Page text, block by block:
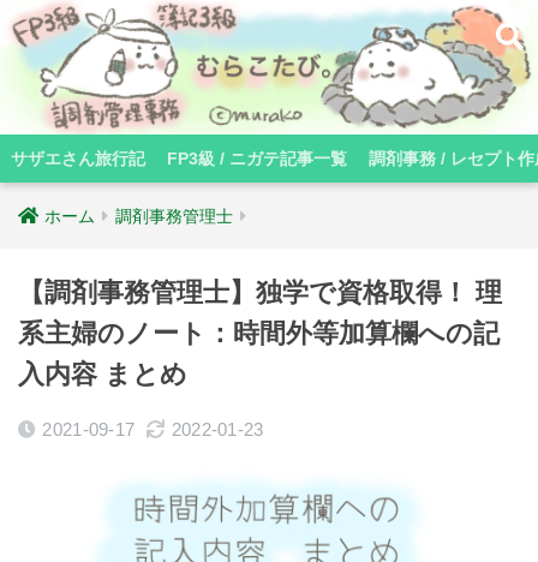
サザエさん旅行記 FP3級 / ニガテ記事一覧 調剤事務 / レセプト作
ホーム 調剤事務管理士
【調剤事務管理士】独学で資格取得！ 理
系主婦のノート：時間外等加算欄への記
入内容 まとめ
2021-09-17 2022-01-23